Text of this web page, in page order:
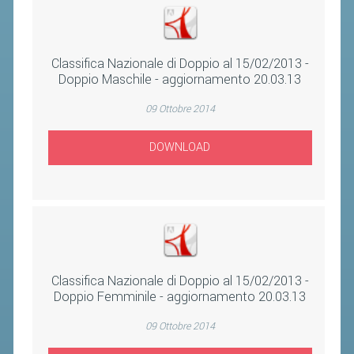
Classifica Nazionale di Doppio al 15/02/2013 -
Doppio Maschile - aggiornamento 20.03.13
09 Ottobre 2014
DOWNLOAD
Classifica Nazionale di Doppio al 15/02/2013 -
Doppio Femminile - aggiornamento 20.03.13
09 Ottobre 2014
CONTROLLO IN ORDINE AL
REGOLARE SVOLGIMENTO DELLE
COMPETIZIONI E DEI CAMPIONATI
SPORTIVI PROFESSIONISTICI
ATTIVITÀ RELATIVE ALLA
ALL'ALTO LIVELLO
UTILIZZAZIONE DEI CONTRIBUTI
UTILIZZAZIONE E GESTIONE DEGLI
IMPIANTI SPORTIVI PUBBLICI
CONTROLLI E RILIEVI
SULL'AMMINISTRAZIONE
ALTRI CONTENUTI